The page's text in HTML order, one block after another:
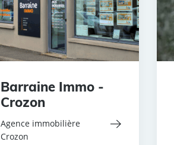
Barraine Immo -
Crozon
Agence immobilière
Crozon